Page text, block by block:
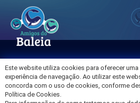
Sobre o Hospital da Baleia
Termos de Uso
Política de Privacidade
Este website utiliza cookies para oferecer uma
experiência de navegação. Ao utilizar este
concorda com o uso de cookies, conforme
Política de Cookies.